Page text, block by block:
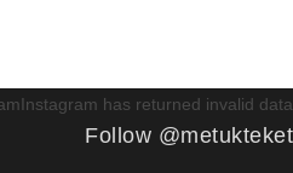
has returned invalid data.
Follow @metukteket